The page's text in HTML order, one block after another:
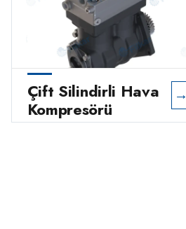
Çift Silindirli Hava
Kompresörü
→